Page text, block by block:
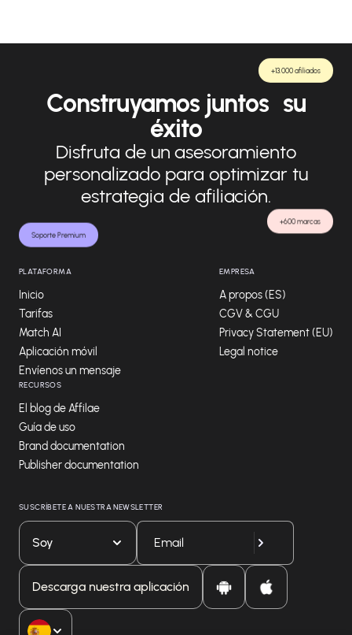
Soporte Premium
+600 marcas
+13.000 afiliados
Construyamos juntos su
éxito
Disfruta de un asesoramiento
personalizado para optimizar tu
estrategia de afiliación.
PLATAFORMA
Inicio
Tarifas
Match AI
Aplicación móvil
Envíenos un mensaje
EMPRESA
A propos (ES)
CGV & CGU
Privacy Statement (EU)
Legal notice
RECURSOS
El blog de Affilae
Guía de uso
Brand documentation
Publisher documentation
SUSCRÍBETE A NUESTRA NEWSLETTER
Soy
Descarga nuestra aplicación